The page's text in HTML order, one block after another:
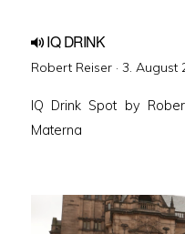
IQ DRINK
Robert Reiser · 3. August
IQ Drink Spot by
Materna